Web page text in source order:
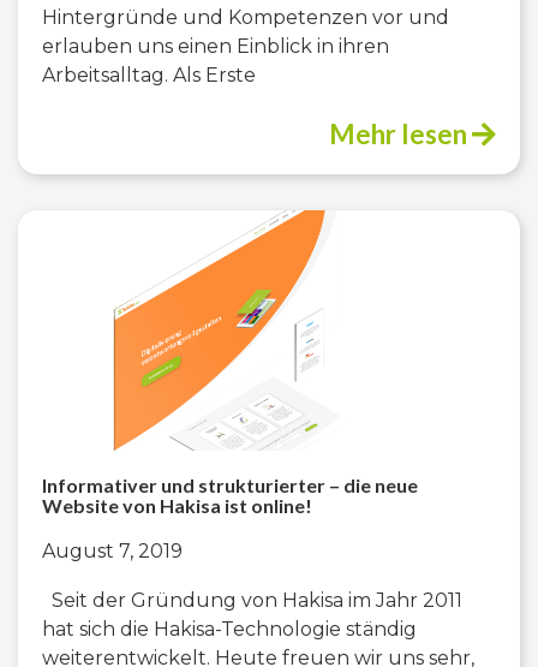
Hintergründe und Kompetenzen vor und
erlauben uns einen Einblick in ihren
Arbeitsalltag. Als Erste
Mehr lesen
Informativer und strukturierter – die neue
Website von Hakisa ist online!
August 7, 2019
Seit der Gründung von Hakisa im Jahr 2011
hat sich die Hakisa-Technologie ständig
weiterentwickelt. Heute freuen wir uns sehr,